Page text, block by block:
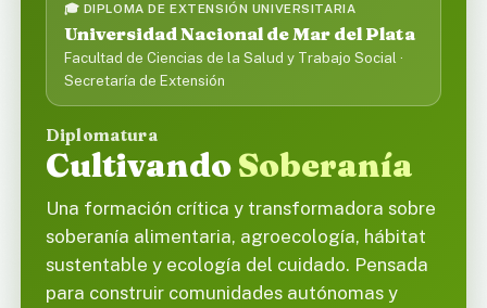
🎓 DIPLOMA DE EXTENSIÓN UNIVERSITARIA
Universidad Nacional de Mar del Plata
Facultad de Ciencias de la Salud y Trabajo Social ·
Secretaría de Extensión
Diplomatura
CultivandoSoberanía
Una formación crítica y transformadora sobre
soberanía alimentaria, agroecología, hábitat
sustentable y ecología del cuidado. Pensada
para construir comunidades autónomas y